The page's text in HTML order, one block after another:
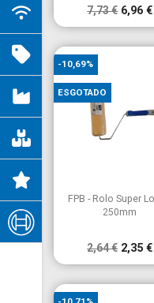
7,73 € 6,96 €
Vista rápida
FPB - Rolo Super
250mm
2,64 € 2,35 €
-10,69%
ESGOTADO